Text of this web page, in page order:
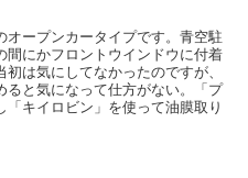
ープンカータイプです。青空駐
間にかフロントウインドウに付着
は気にしてなかったのですが、
ると気になって仕方がない。「プ
キイロビン」を使って油膜取り